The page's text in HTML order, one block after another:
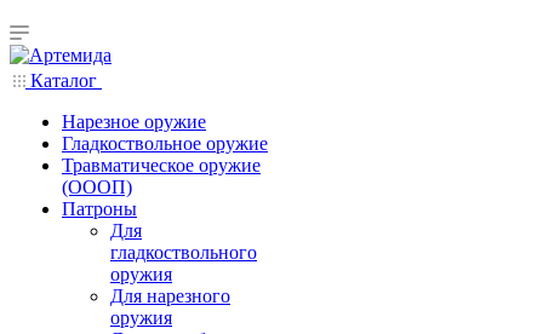
Каталог
Нарезное оружие
Гладкоствольное оружие
Травматическое оружие
(ОООП)
Патроны
Для
гладкоствольного
оружия
Для нарезного
оружия